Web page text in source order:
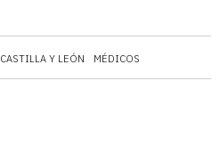
CASTILLA Y LEÓN MÉDICOS